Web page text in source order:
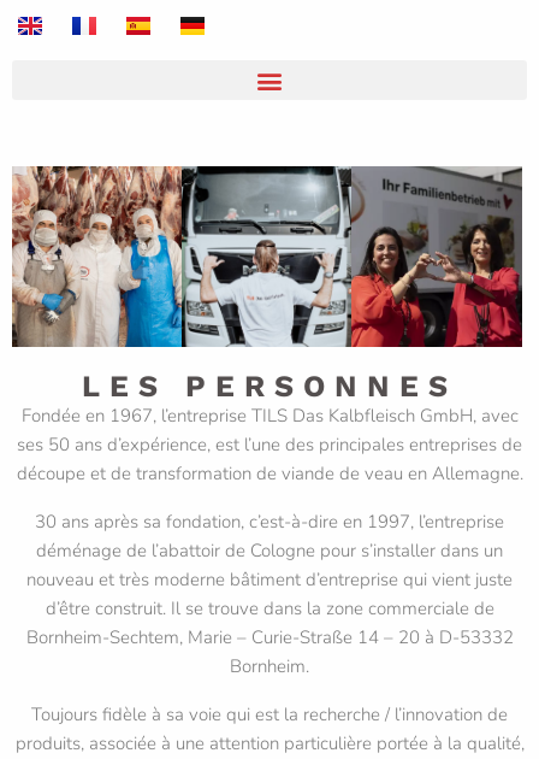
LES PERSONNES
Fondée en 1967, l’entreprise TILS Das Kalbfleisch GmbH, avec
ses 50 ans d’expérience, est l’une des principales entreprises de
découpe et de transformation de viande de veau en Allemagne.
30 ans après sa fondation, c’est-à-dire en 1997, l’entreprise
déménage de l’abattoir de Cologne pour s’installer dans un
nouveau et très moderne bâtiment d’entreprise qui vient juste
d’être construit. Il se trouve dans la zone commerciale de
Bornheim-Sechtem, Marie – Curie-Straße 14 – 20 à D-53332
Bornheim.
Toujours fidèle à sa voie qui est la recherche / l’innovation de
produits, associée à une attention particulière portée à la qualité,